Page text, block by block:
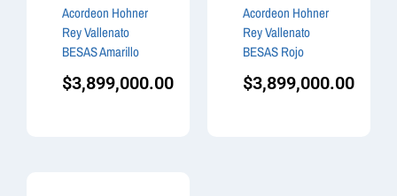
Acordeon Hohner
Rey Vallenato
BESAS Amarillo
$3,899,000.00
Acordeon Hohner
Rey Vallenato
BESAS Rojo
$3,899,000.00